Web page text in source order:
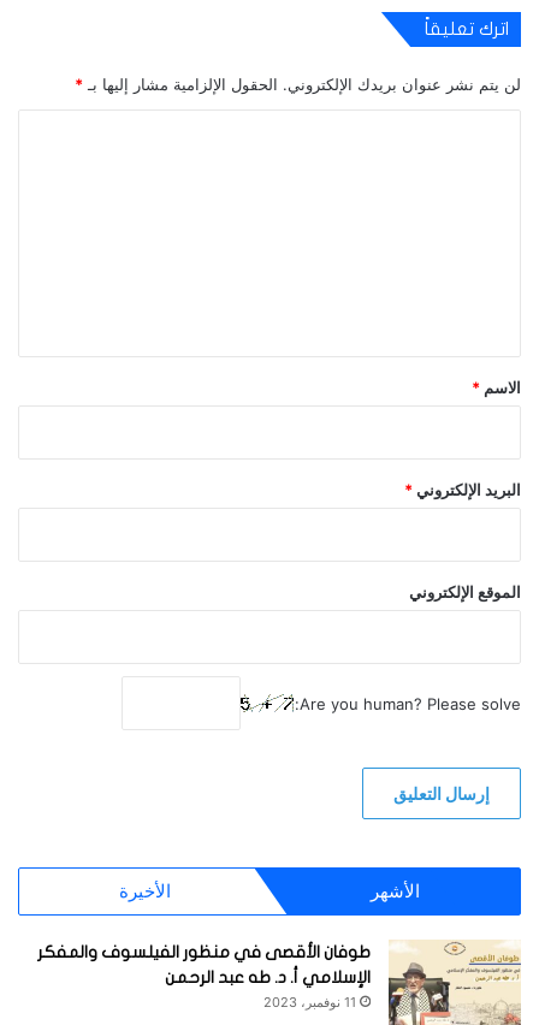
اترك تعليقاً
لن يتم نشر عنوان بريدك الإلكتروني. الحقول الإلزامية مشار إليها بـ *
*
الاسم *
البريد الإلكتروني *
الموقع الإلكتروني
Are you human? Please solve:
الأشهر الأخيرة
طوفان الأقصى في منظور الفيلسوف والمفكر
الإسلامي أ. د. طه عبد الرحمن
11 نوفمبر، 2023